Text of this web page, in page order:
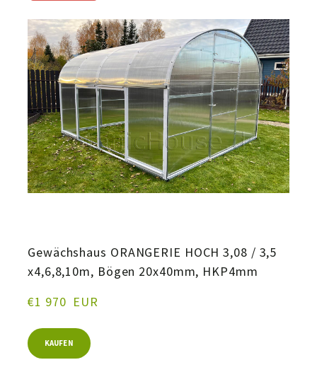
Gewächshaus ORANGERIE HOCH 3,08 / 3,5
x4,6,8,10m, Bögen 20x40mm, HKP4mm
€1 970  EUR
KAUFEN